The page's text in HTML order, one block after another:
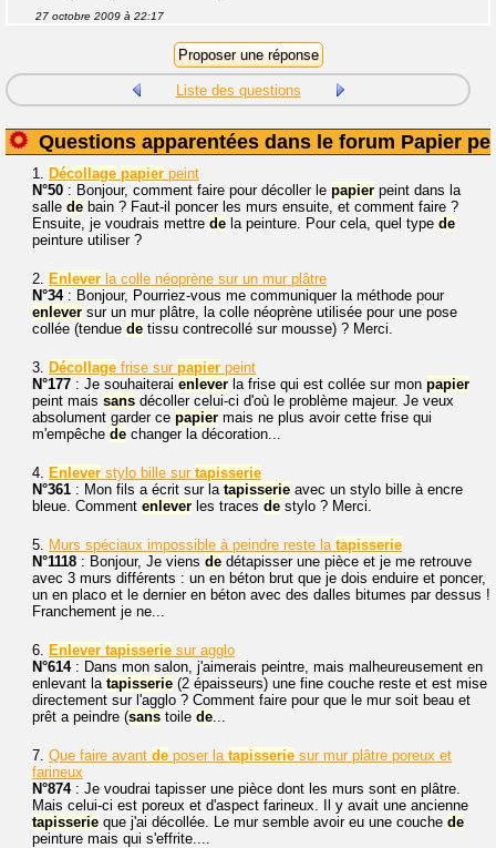
27 octobre 2009 à 22:17
Liste des questions
Questions apparentées dans le forum Papier
1. Décollage papier peint
N°50 : Bonjour, comment faire pour décoller le papier peint dans la
salle de bain ? Faut-il poncer les murs ensuite, et comment faire ?
Ensuite, je voudrais mettre de la peinture. Pour cela, quel type de
peinture utiliser ?
2. Enlever la colle néoprène sur un mur plâtre
N°34: Bonjour, Pourriez-vous me communiquer la méthode pour
enlever sur un mur plâtre, la colle néoprène utilisée pour une pose
collée (tendue de tissu contrecollé sur mousse) ? Merci.
3. Décollage frise sur papier peint
N°177 : Je souhaiterai enlever la frise qui est collée sur mon papier
peint mais sans décoller celui-ci d'où le problème majeur. Je veux
absolument garder ce papier mais ne plus avoir cette frise qui
m'empêche de changer la décoration...
4. Enlever stylo bille sur tapisserie
N°361 : Mon fils a écrit sur la tapisserie avec un stylo bille à encre
bleue. Comment enlever les traces de stylo ? Merci.
5. Murs spéciaux impossible à peindre reste la tapisserie
N°1118 : Bonjour, Je viens de détapisser une pièce et je me retrouve
avec 3 murs différents : un en béton brut que je dois enduire et poncer,
un en placo et le dernier en béton avec des dalles bitumes par dessus !
Franchement je ne...
6. Enlever tapisserie sur agglo
N°614: Dans mon salon, j'aimerais peintre, mais malheureusement en
enlevant la tapisserie (2 épaisseurs) une fine couche reste et est mise
directement sur l'agglo ? Comment faire pour que le mur soit beau et
prêt a peindre (sans toile de...
7. Que faire avant de poser la tapisserie sur mur plâtre poreux et
farineux
N°874: Je voudrai tapisser une pièce dont les murs sont en plâtre.
Mais celui-ci est poreux et d'aspect farineux. Il y avait une ancienne
tapisserie que j'ai décollée. Le mur semble avoir eu une couche de
peinture mais qui s'effrite....